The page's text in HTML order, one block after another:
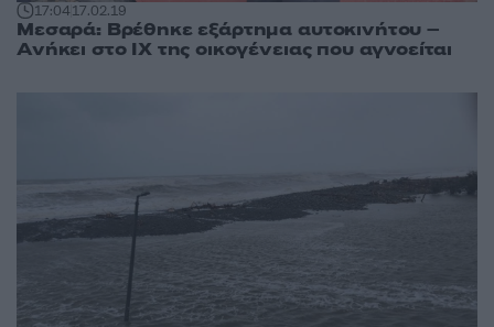
17:0417.02.19
Μεσαρά: Βρέθηκε εξάρτημα αυτοκινήτου –
Ανήκει στο ΙΧ της οικογένειας που αγνοείται